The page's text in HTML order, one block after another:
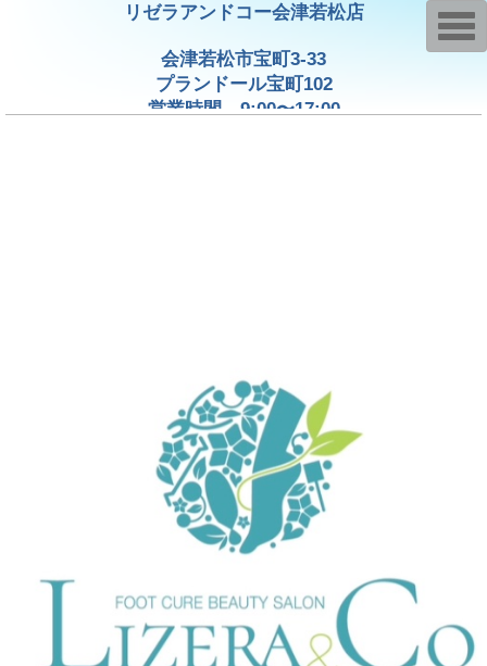
リゼラアンドコー会津若松店
会津若松市宝町3-33
プランドール宝町102
営業時間 9:00〜17:00
T
o
g
n